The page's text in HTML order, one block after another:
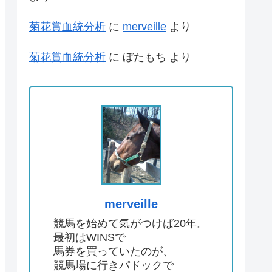
菊花賞血統分析 に merveille より
菊花賞血統分析 に ぼたもち より
merveille
競馬を始めて気がつけば20年。
最初はWINSで
馬券を買っていたのが、
競馬場に行きパドックで